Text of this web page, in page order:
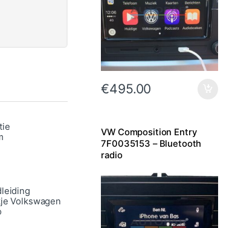
€495.00
VW Composition Entry
7F0035153 – Bluetooth
radio
Volkswagen